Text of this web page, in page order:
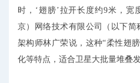
时，‘翅膀’拉开长度约9米，宽
京）网络技术有限公司（以下简
架构师林广荣说，这种“柔性翅
化等特点，适合卫星大批量堆叠发